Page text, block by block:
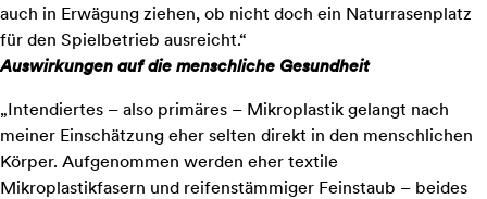
auch in Erwägung ziehen, ob nicht doch ein Naturrasenplatz
für den Spielbetrieb ausreicht.“
Auswirkungen auf die menschliche Gesundheit
„Intendiertes – also primäres – Mikroplastik gelangt nach
meiner Einschätzung eher selten direkt in den menschlichen
Körper. Aufgenommen werden eher textile
Mikroplastikfasern und reifenstämmiger Feinstaub – beides